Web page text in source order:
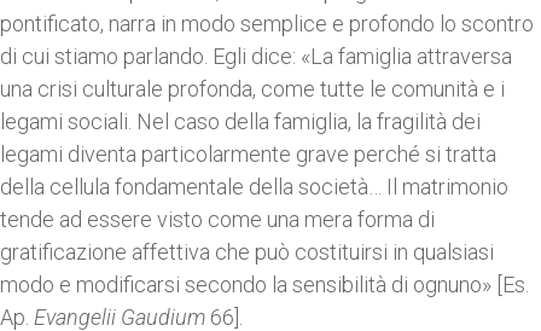
pontificato, narra in modo semplice e profondo lo scontro
di cui stiamo parlando. Egli dice: «La famiglia attraversa
una crisi culturale profonda, come tutte le comunità e i
legami sociali. Nel caso della famiglia, la fragilità dei
legami diventa particolarmente grave perché si tratta
della cellula fondamentale della società… Il matrimonio
tende ad essere visto come una mera forma di
gratificazione affettiva che può costituirsi in qualsiasi
modo e modificarsi secondo la sensibilità di ognuno» [Es.
Ap. Evangelii Gaudium 66].